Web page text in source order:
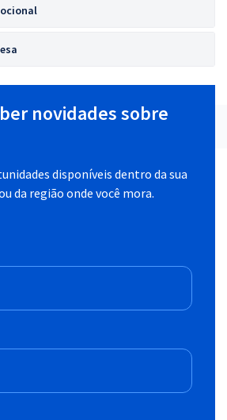
novidades sobre
disponíveis dentro da sua
da região onde você mora.